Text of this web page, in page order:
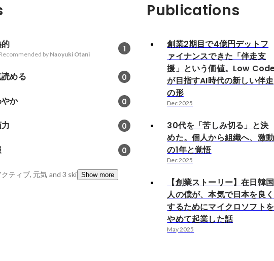
1
Recommended by Naoyuki Otani
める 0
か 0
0
0
ティブ, 元気 and 3 skillsShow more
Publications
創業2期目で4億円デットフ
ァイナンスできた「伴走支
援」という価値。Low
が目指すAI時代の新しい伴走
の形
Dec 2025
30代を「苦しみ切る」と決
めた。個人から組織へ、激動
の1年と覚悟
Dec 2025
【創業ストーリー】在日韓国
人の僕が、本気で日本を良く
するためにマイクロソフトを
やめて起業した話
May 2025